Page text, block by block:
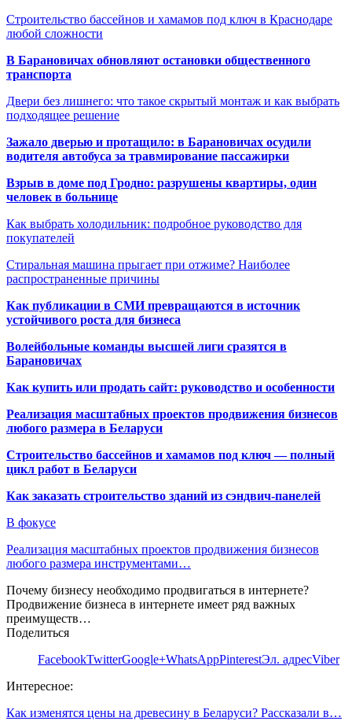
Строительство бассейнов и хамамов под ключ в Краснодаре
любой сложности
В Барановичах обновляют остановки общественного
транспорта
Двери без лишнего: что такое скрытый монтаж и как выбрать
подходящее решение
Зажало дверью и протащило: в Барановичах осудили
водителя автобуса за травмирование пассажирки
Взрыв в доме под Гродно: разрушены квартиры, один
человек в больнице
Как выбрать холодильник: подробное руководство для
покупателей
Стиральная машина прыгает при отжиме? Наиболее
распространенные причины
Как публикации в СМИ превращаются в источник
устойчивого роста для бизнеса
Волейбольные команды высшей лиги сразятся в
Барановичах
Как купить или продать сайт: руководство и особенности
Реализация масштабных проектов продвижения бизнесов
любого размера в Беларуси
Строительство бассейнов и хамамов под ключ — полный
цикл работ в Беларуси
Как заказать строительство зданий из сэндвич-панелей
В фокусе
Реализация масштабных проектов продвижения бизнесов
любого размера инструментами…
Почему бизнесу необходимо продвигаться в интернете?
Продвижение бизнеса в интернете имеет ряд важных
преимуществ…
Поделиться
FacebookTwitterGoogle+WhatsAppPinterestЭл. адресViber
Интересное:
Как изменятся цены на древесину в Беларуси? Рассказали в…